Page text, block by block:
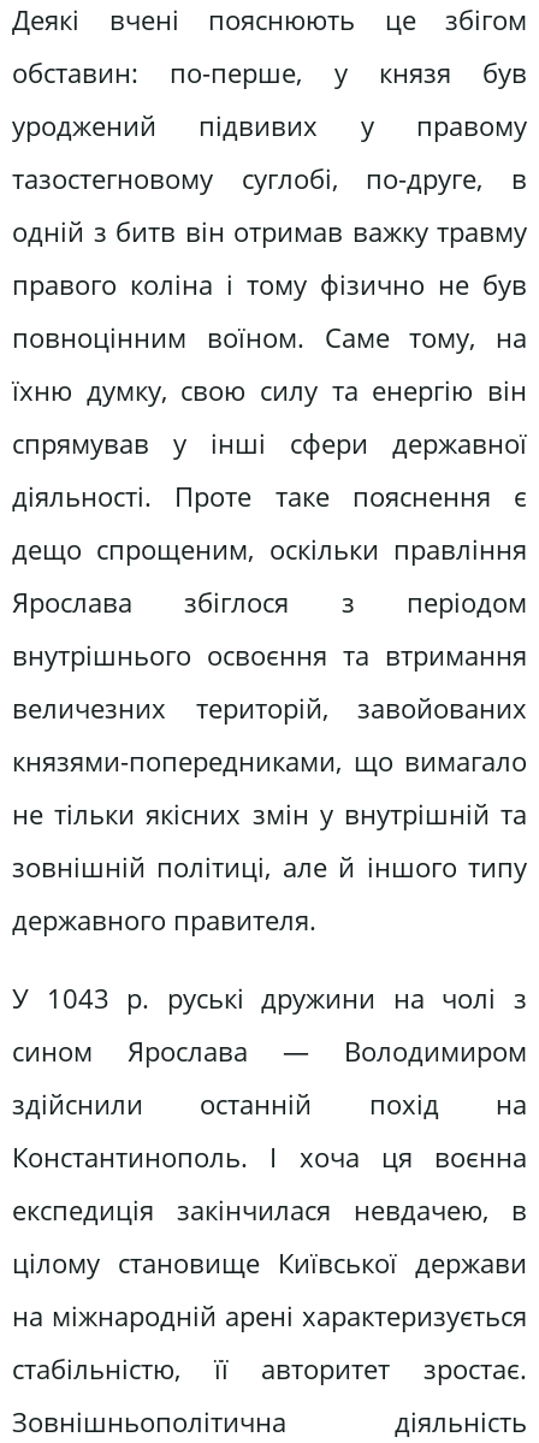
Деякі вчені пояснюють це збігом
обставин: по-перше, у князя був
уроджений підвивих у правому
тазостегновому суглобі, по-друге, в
одній з битв він отримав важку травму
правого коліна і тому фізично не був
повноцінним воїном. Саме тому, на
їхню думку, свою силу та енергію він
спрямував у інші сфери державної
діяльності. Проте таке пояснення є
дещо спрощеним, оскільки правління
Ярослава збіглося з періодом
внутрішнього освоєння та втримання
величезних територій, завойованих
князями-попередниками, що вимагало
не тільки якісних змін у внутрішній та
зовнішній політиці, але й іншого типу
державного правителя.
У 1043 р. руські дружини на чолі з
сином Ярослава — Володимиром
здійснили останній похід на
Константинополь. І хоча ця воєнна
експедиція закінчилася невдачею, в
цілому становище Київської держави
на міжнародній арені характеризується
стабільністю, її авторитет зростає.
Зовнішньополітична діяльність